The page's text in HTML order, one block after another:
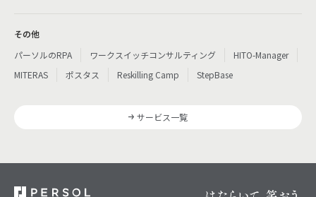
その他
パーソルのRPA
ワークスイッチコンサルティング
HITO-Manager
MITERAS
ポスタス Reskilling Camp StepBase
サービス一覧